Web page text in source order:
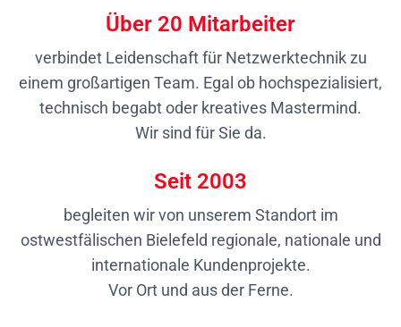
Über 20 Mitarbeiter
verbindet Leidenschaft für Netzwerktechnik zu
einem großartigen Team. Egal ob hochspezialisiert,
technisch begabt oder kreatives Mastermind.
Wir sind für Sie da.
Seit 2003
begleiten wir von unserem Standort im
ostwestfälischen Bielefeld regionale, nationale und
internationale Kundenprojekte.
Vor Ort und aus der Ferne.